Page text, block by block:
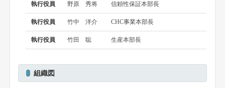
執行役員 野原 秀将 信頼性保証本部長
執行役員 竹中 洋介 CHC事業本部長
執行役員 竹田 聡 生産本部長
組織図